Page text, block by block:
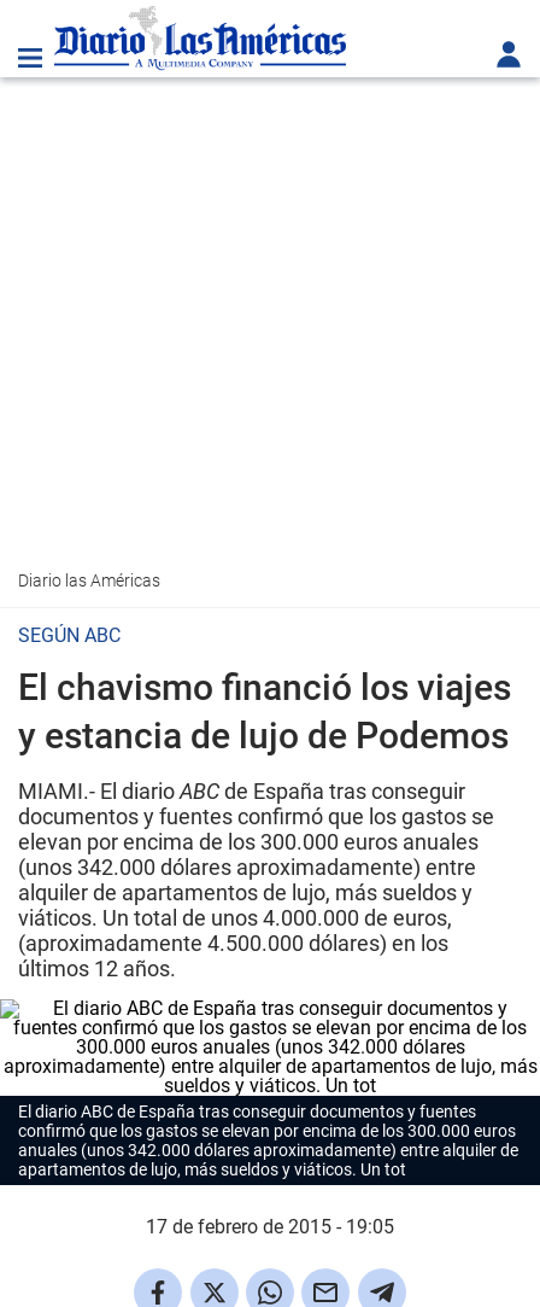
Diario las Américas
SEGÚN ABC
El chavismo financió los viajes
y estancia de lujo de Podemos
MIAMI.- El diarioABCde España tras conseguir
documentos y fuentes confirmó que los gastos se
elevan por encima de los 300.000 euros anuales
(unos 342.000 dólares aproximadamente) entre
alquiler de apartamentos de lujo, más sueldos y
viáticos. Un total de unos 4.000.000 de euros,
(aproximadamente 4.500.000 dólares) en los
últimos 12 años.
El diarioABCde España tras conseguir documentos y fuentes
confirmó que los gastos se elevan por encima de los 300.000 euros
anuales (unos 342.000 dólares aproximadamente) entre alquiler de
apartamentos de lujo, más sueldos y viáticos. Un tot
17 de febrero de 2015 - 19:05